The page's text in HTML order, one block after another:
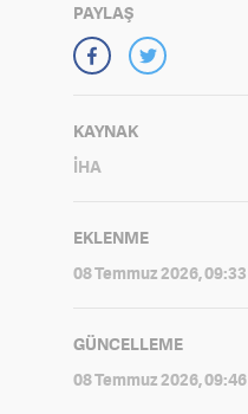
PAYLAŞ
KAYNAK
İHA
EKLENME
08 Temmuz 2026, 09:33
GÜNCELLEME
08 Temmuz 2026, 09:46